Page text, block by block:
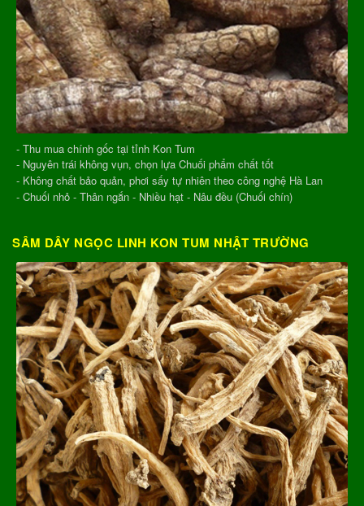
- Thu mua chính gốc tại tỉnh Kon Tum
- Nguyên trái không vụn, chọn lựa Chuối phẩm chất tốt
- Không chất bảo quản, phơi sấy tự nhiên theo công nghệ Hà Lan
- Chuối nhỏ - Thân ngắn - Nhiều hạt - Nâu đều (Chuối chín)
SÂM DÂY NGỌC LINH KON TUM NHẬT TRƯỜNG